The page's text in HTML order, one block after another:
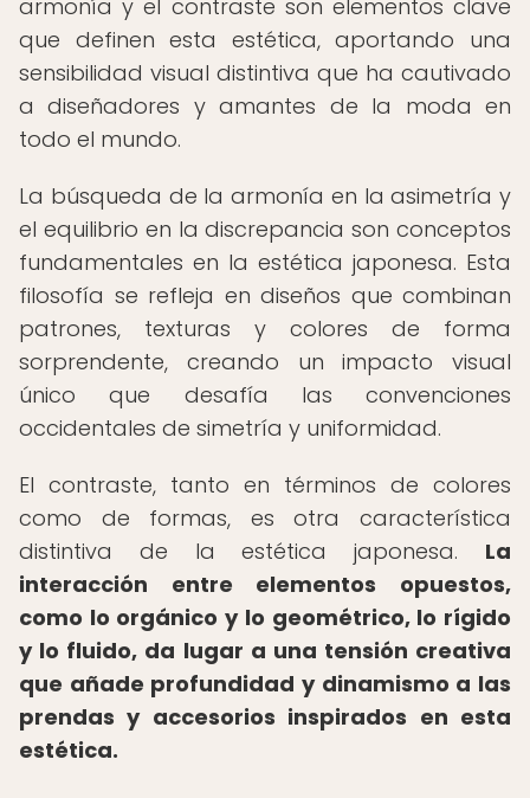
armonía y el contraste son elementos clave
que definen esta estética, aportando una
sensibilidad visual distintiva que ha cautivado
a diseñadores y amantes de la moda en
todo el mundo.
La búsqueda de la armonía en la asimetría y
el equilibrio en la discrepancia son conceptos
fundamentales en la estética japonesa. Esta
filosofía se refleja en diseños que combinan
patrones, texturas y colores de forma
sorprendente, creando un impacto visual
único que desafía las convenciones
occidentales de simetría y uniformidad.
El contraste, tanto en términos de colores
como de formas, es otra característica
distintiva de la estética japonesa. La
interacción entre elementos opuestos,
como lo orgánico y lo geométrico, lo rígido
y lo fluido, da lugar a una tensión creativa
que añade profundidad y dinamismo a las
prendas y accesorios inspirados en esta
estética.